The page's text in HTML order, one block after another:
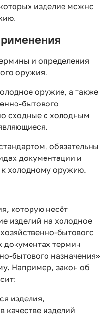
изделие можно
и определения
оружия.
оружие, а также
бытового
сходные с холодным
обязательны
документации и
к холодному оружию.
которую несёт
изделий на холодное
бытового
документах термин
бытового назначения»
Например, закон об
изделия,
качестве изделий